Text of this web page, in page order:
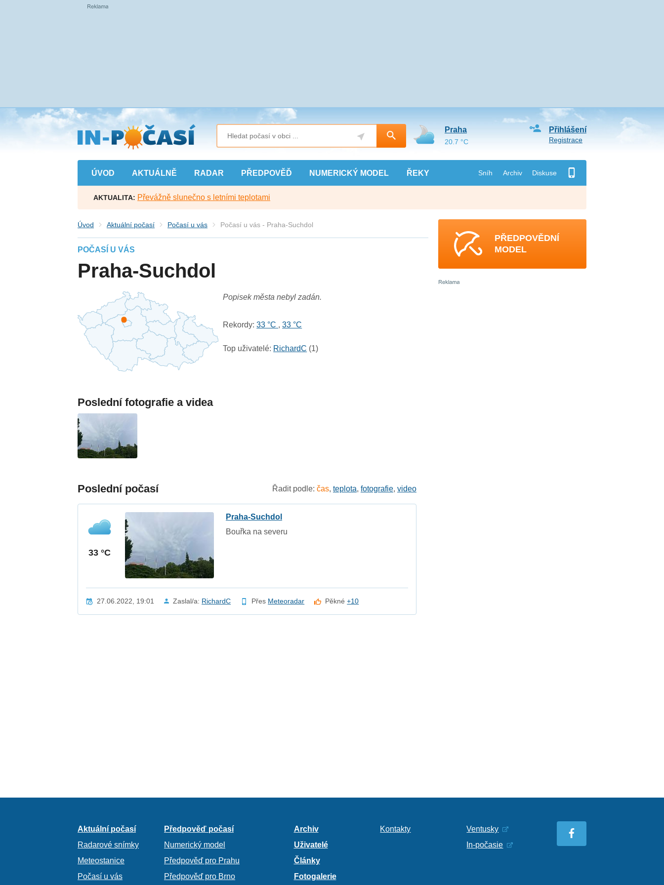
Přejít
na
hlavní
obsah
ÚVOD AKTUÁLNĚ RADAR PŘEDPOVĚĎ NUMERICKÝ MODEL ŘEKY Sníh Archiv Diskuse
Přihlášení
Registrace
Praha
20.7 °C
AKTUALITA: Převážně slunečno s letními teplotami
Úvod Aktuální počasí Počasí u vás Počasí u vás - Praha-Suchdol
POČASÍ U VÁS
Praha-Suchdol
Popisek města nebyl zadán.
Rekordy: 33 °C ,33 °C
Top uživatelé: RichardC (1)
Poslední fotografie a videa
Poslední počasí Řadit podle: čas, teplota, fotografie, video
33 °C
Praha-Suchdol
Bouřka na severu
27.06.2022, 19:01 Zaslal/a: RichardC Přes Meteoradar Pěkné+10
PŘEDPOVĚDNÍ
MODEL
Aktuální počasí
Radarové snímky
Meteostanice
Počasí u vás
Předpověď počasí
Numerický model
Předpověď pro Prahu
Předpověď pro Brno
Archiv
Uživatelé
Články
Fotogalerie
Kontakty
Ventusky
In-počasie